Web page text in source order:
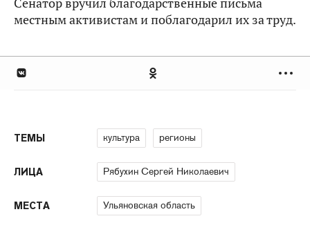
Сенатор вручил благодарственные письма
местным активистам и поблагодарил их за труд.
ТЕМЫ культура регионы
ЛИЦА Рябухин Сергей Николаевич
МЕСТА Ульяновская область